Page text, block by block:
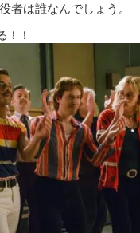
者は誰なんでしょう。
！！